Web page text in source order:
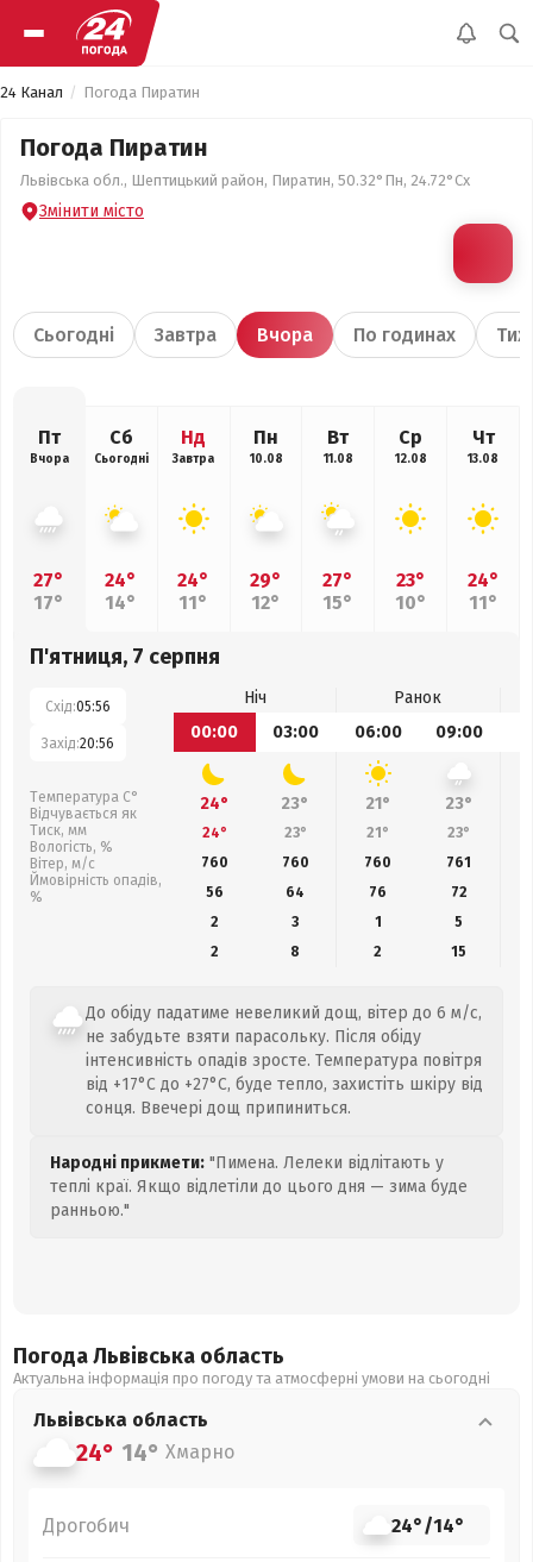
24 Канал Погода Пиратин
Погода Пиратин
Львівська обл., Шептицький район, Пиратин, 50.32°Пн, 24.72°Сх
Змінити місто
Сьогодні Завтра Вчора По годинах
Пт
Вчора
27°
17°
Сб
Сьогодні
24°
14°
Нд
Завтра
24°
11°
Пн
10.08
29°
12°
Вт
11.08
27°
15°
Ср
12.08
23°
10°
Чт
13.08
24°
11°
П'ятниця, 7 серпня
Схід:05:56
Захід:20:56
Температура С°
Відчувається як
Тиск, мм
Вологість, %
Вітер, м/с
Ймовірність опадів,
%
Ніч
Ранок
00:00
03:00 06:00 09:00
24° 23° 21° 23°
24° 23° 21° 23°
760
760 760 761
56
64 76 72
2
3 1
5
2
8 2 15
До обіду падатиме невеликий дощ, вітер до 6 м/с,
не забудьте взяти парасольку. Після обіду
інтенсивність опадів зросте. Температура повітря
від +17°C до +27°C, буде тепло, захистіть шкіру від
сонця. Ввечері дощ припиниться.
Народні прикмети: "Пимена. Лелеки відлітають у
теплі краї. Якщо відлетіли до цього дня — зима буде
ранньою."
Погода Львівська область
Актуальна інформація про погоду та атмосферні умови на сьогодні
Львівська область
24° 14° Хмарно
Дрогобич 24°/14°